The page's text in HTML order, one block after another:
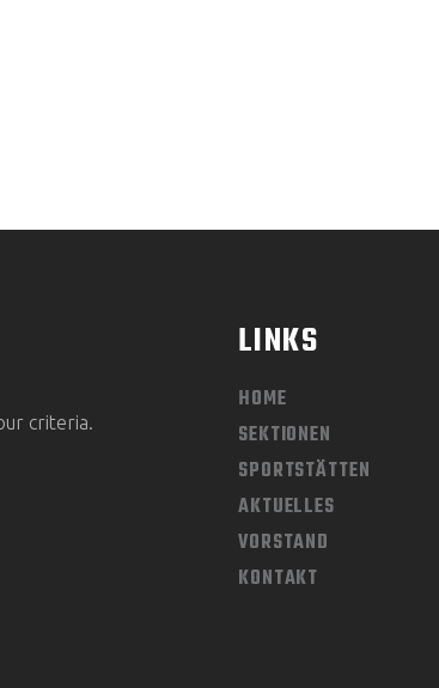
criteria.
LINKS
HOME
SEKTIONEN
SPORTSTÄTTEN
AKTUELLES
VORSTAND
KONTAKT